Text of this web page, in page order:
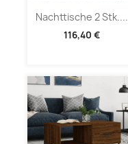
Nachttische 2 Stk....
116,40 €